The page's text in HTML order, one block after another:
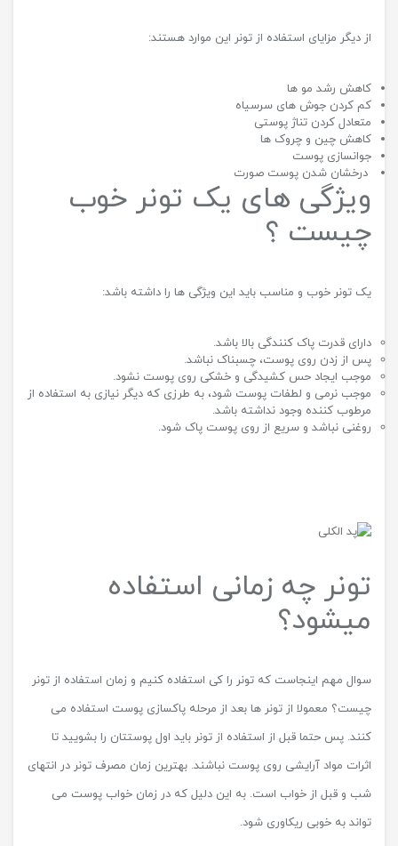
از دیگر مزایای استفاده از تونر این موارد هستند:
کاهش رشد مو ها
کم کردن جوش های سرسیاه
متعادل کردن تناژ پوستی
کاهش چین و چروک ها
جوانسازی پوست
درخشان شدن پوست صورت
ویژگی های یک تونر خوب
چیست ؟
یک تونر خوب و مناسب باید این ویژگی ها را داشته باشد:
دارای قدرت پاک کنندگی بالا باشد.
پس از زدن روی پوست، چسبناک نباشد.
موجب ایجاد حس کشیدگی و خشکی روی پوست نشود.
موجب نرمی و لطفات پوست شود، به طرزی که دیگر نیازی به استفاده از
مرطوب کننده وجود نداشته باشد.
روغنی نباشد و سریع از روی پوست پاک شود.
تونر چه زمانی استفاده
میشود؟
سوال مهم اینجاست که تونر را کی استفاده کنیم و زمان استفاده از تونر
چیست؟ معمولا از تونر ها بعد از مرحله پاکسازی پوست استفاده می
کنند. پس حتما قبل از استفاده از تونر باید اول پوستتان را بشویید تا
اثرات مواد آرایشی روی پوست نباشند. بهترین زمان مصرف تونر در انتهای
شب و قبل از خواب است. به این دلیل که در زمان خواب پوست می
تواند به خوبی ریکاوری شود.